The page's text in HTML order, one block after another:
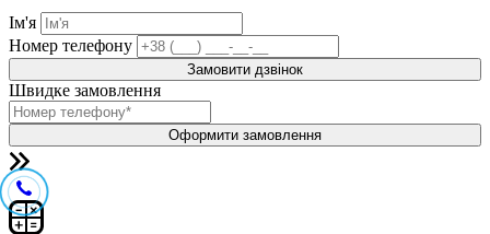
Ім'я
Номер телефону
Замовити дзвінок
Швидке замовлення
Оформити замовлення